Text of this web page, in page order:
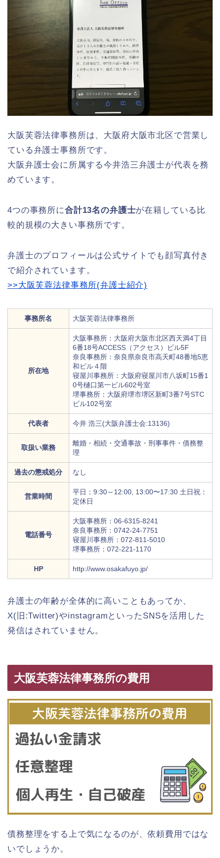
大阪芙蓉法律事務所は、大阪府大阪市北区で営業し
ている弁護士事務所です。
大阪弁護士会に所属する今井浩三弁護士が代表を務
めています。
4つの事務所に合計13名の弁護士が在籍している比
較的規模の大きい事務所です。
弁護士のプロフィールは公式サイトでも顔写真付き
で紹介されています。
>>大阪芙蓉法律事務所(弁護士紹介)
事務所名 大阪芙蓉法律事務所
所在地
大阪事務所：大阪府大阪市北区西天満4丁目
6番18号ACCESS（アクセス）ビル5F
奈良事務所：奈良県奈良市高天町48番地5恵
和ビル４階
寝屋川事務所：大阪府寝屋川市八坂町15番1
0号樋口第一ビル602号室
堺事務所：大阪府堺市堺区新町3番7号STC
ビル102号室
代表者 今井 浩三(大阪弁護士会:13136)
取扱い業務
離婚・相続・交通事故・刑事事件・債務整
理
過去の懲戒処分 なし
営業時間
平日：9:30～12:00, 13:00〜17:30 土日祝：
定休日
電話番号
大阪事務所：06-6315-8241
奈良事務所：0742-24-7751
寝屋川事務所：072-811-5010
堺事務所：072-221-1170
HP http://www.osakafuyo.jp/
弁護士の年齢が全体的に高いこともあってか、
X(旧:Twitter)やinstagramといったSNSを活用した
発信はされていません。
大阪芙蓉法律事務所の費用
債務整理をする上で気になるのが、依頼費用ではな
いでしょうか。